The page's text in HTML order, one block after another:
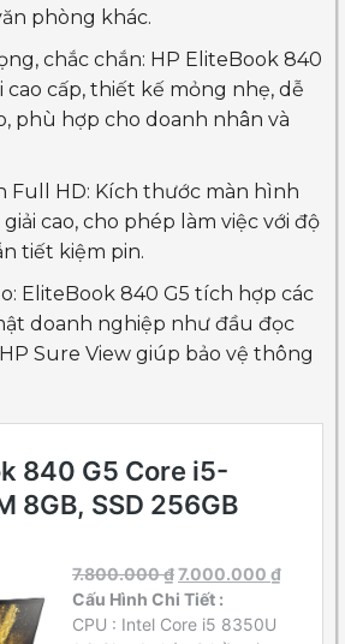
phòng khác.
chắc chắn: HP EliteBook 840
cao cấp, thiết kế mỏng nhẹ, dễ
phù hợp cho doanh nhân và
Full HD: Kích thước màn hình
cao, cho phép làm việc với độ
tiết kiệm pin.
EliteBook 840 G5 tích hợp các
doanh nghiệp như đầu đọc
Sure View giúp bảo vệ thông